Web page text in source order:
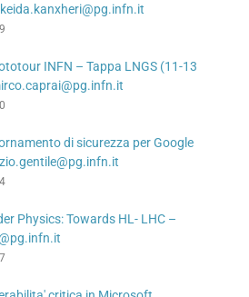
INFN – Tappa LNGS (11-13
di sicurezza per Google
Physics: Towards HL- LHC –